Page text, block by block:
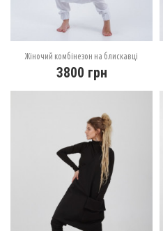
Жіночий комбінезон на блискавці
3800 грн